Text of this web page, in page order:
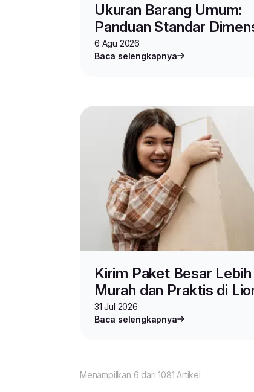
Ukuran Barang Umum:
Panduan Standar
Spesifikasi, dan Cara
Mengukur Produk untuk
6 Agu 2026
Baca selengkapnya
Kirim Paket Besar Lebih
Murah dan Praktis di
Parcel, Pakai Layanan Ini
31 Jul 2026
Baca selengkapnya
Menampilkan 6 dari 1081 Artikel